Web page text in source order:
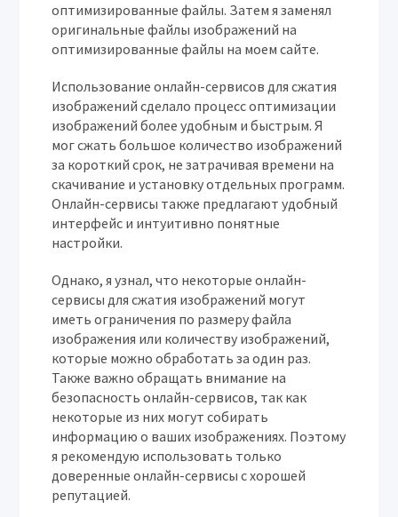
оптимизированные файлы. Затем я заменял
оригинальные файлы изображений на
оптимизированные файлы на моем сайте.
Использование онлайн-сервисов для сжатия
изображений сделало процесс оптимизации
изображений более удобным и быстрым. Я
мог сжать большое количество изображений
за короткий срок, не затрачивая времени на
скачивание и установку отдельных программ.
Онлайн-сервисы также предлагают удобный
интерфейс и интуитивно понятные
настройки.
Однако, я узнал, что некоторые онлайн-
сервисы для сжатия изображений могут
иметь ограничения по размеру файла
изображения или количеству изображений,
которые можно обработать за один раз.
Также важно обращать внимание на
безопасность онлайн-сервисов, так как
некоторые из них могут собирать
информацию о ваших изображениях. Поэтому
я рекомендую использовать только
доверенные онлайн-сервисы с хорошей
репутацией.